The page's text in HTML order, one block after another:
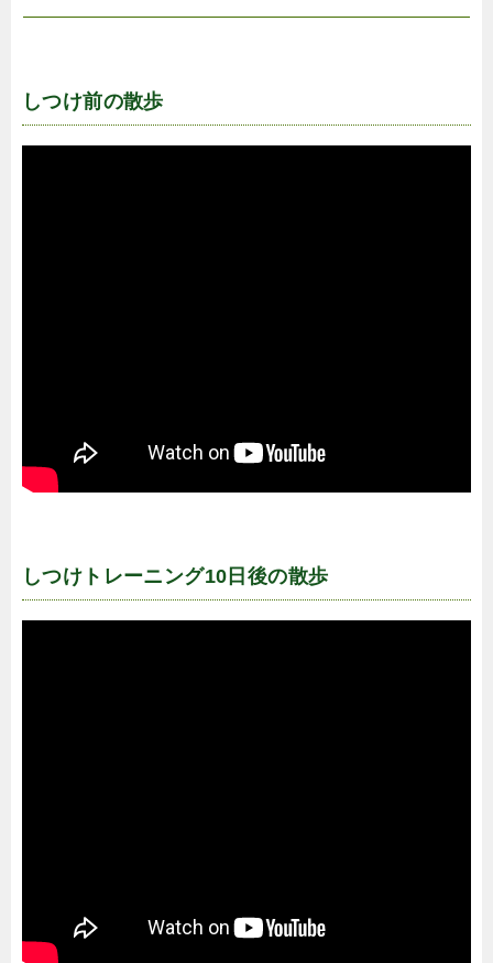
しつけ前の散歩
しつけトレーニング10日後の散歩